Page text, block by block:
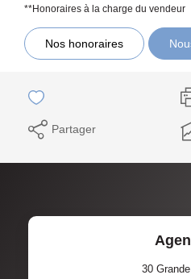
**Honoraires à la charge du vendeur
Nos honoraires
Partager
30